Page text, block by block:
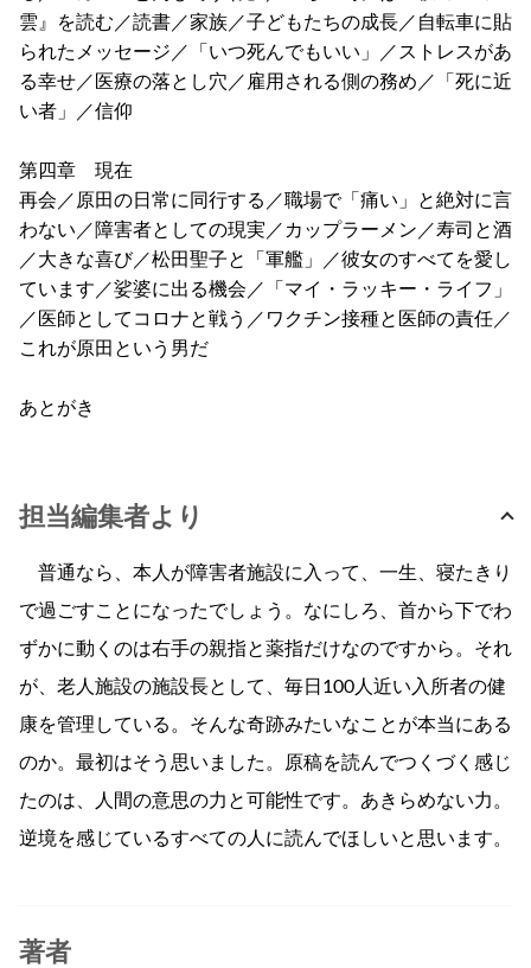
雲』を読む／読書／家族／子どもたちの成長／自転車に貼
られたメッセージ／「いつ死んでもいい」／ストレスがあ
る幸せ／医療の落とし穴／雇用される側の務め／「死に近
い者」／信仰
第四章 現在
再会／原田の日常に同行する／職場で「痛い」と絶対に言
わない／障害者としての現実／カップラーメン／寿司と酒
／大きな喜び／松田聖子と「軍艦」／彼女のすべてを愛し
ています／娑婆に出る機会／「マイ・ラッキー・ライフ」
／医師としてコロナと戦う／ワクチン接種と医師の責任／
これが原田という男だ
あとがき
担当編集者より
普通なら、本人が障害者施設に入って、一生、寝たきり
で過ごすことになったでしょう。なにしろ、首から下でわ
ずかに動くのは右手の親指と薬指だけなのですから。それ
が、老人施設の施設長として、毎日100人近い入所者の健
康を管理している。そんな奇跡みたいなことが本当にある
のか。最初はそう思いました。原稿を読んでつくづく感じ
たのは、人間の意思の力と可能性です。あきらめない力。
逆境を感じているすべての人に読んでほしいと思います。
著者